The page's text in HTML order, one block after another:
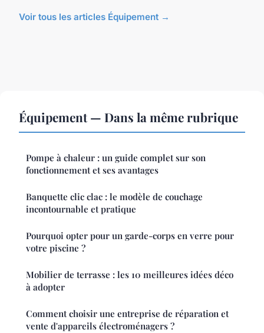
Voir tous les articles Équipement →
Équipement — Dans la même rubrique
Pompe à chaleur : un guide complet sur son
fonctionnement et ses avantages
Banquette clic clac : le modèle de couchage
incontournable et pratique
Pourquoi opter pour un garde-corps en verre pour
votre piscine ?
Mobilier de terrasse : les 10 meilleures idées déco
à adopter
Comment choisir une entreprise de réparation et
vente d'appareils électroménagers ?